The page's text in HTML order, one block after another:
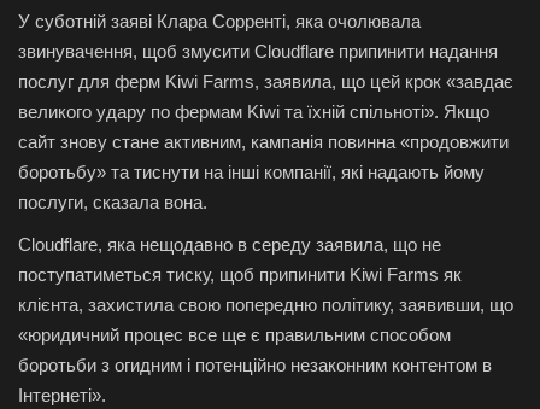
У суботній заяві Клара Сорренті, яка очолювала
звинувачення, щоб змусити Cloudflare припинити надання
послуг для ферм Kiwi Farms, заявила, що цей крок «завдає
великого удару по фермам Kiwi та їхній спільноті». Якщо
сайт знову стане активним, кампанія повинна «продовжити
боротьбу» та тиснути на інші компанії, які надають йому
послуги, сказала вона.
Cloudflare, яка нещодавно в середу заявила, що не
поступатиметься тиску, щоб припинити Kiwi Farms як
клієнта, захистила свою попередню політику, заявивши, що
«юридичний процес все ще є правильним способом
боротьби з огидним і потенційно незаконним контентом в
Інтернеті».